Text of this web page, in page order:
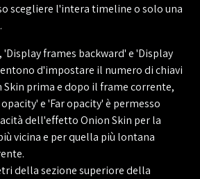
scegliere l'intera timeline o solo una
frames backward' e 'Display
d'impostare il numero di chiavi
prima e dopo il frame corrente,
e 'Far opacity' è permesso
dell'effetto Onion Skin per la
vicina e per quella più lontana
della sezione superiore della